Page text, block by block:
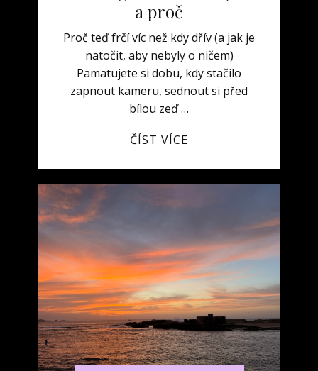
a proč
Proč teď frčí víc než kdy dřív (a jak je
natočit, aby nebyly o ničem)
Pamatujete si dobu, kdy stačilo
zapnout kameru, sednout si před
bílou zeď …
ČÍST VÍCE